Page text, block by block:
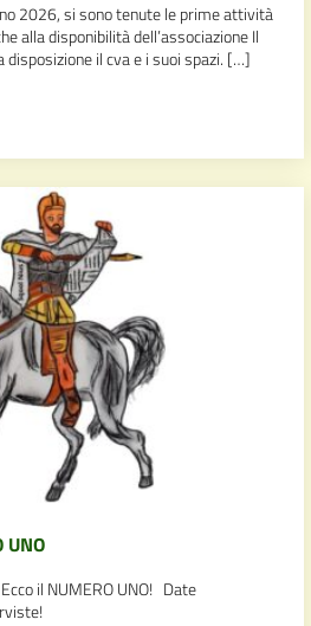
2026, si sono tenute le prime attività
alla disponibilità dell’associazione Il
disposizione il cva e i suoi spazi. […]
UNO
il NUMERO UNO! Date